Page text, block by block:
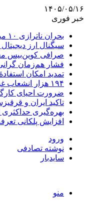
۱۴۰۵/۰۵/۱۶
خبر فوری
بحران ناترازی ۱۰ میلیون لیتری بنزین؛ ضرورت مدیریت تقاضا و اصلاح ساختار
سیگنال ارز
صرافی کوین‌بیس معاملات ۶ رمزارز
فشار هم‌زمان گرانی
تمدید امکان
۱۹۴ هزار انشعاب غیر مجاز از شبکه برق جمع‌آوری شد
ضرورت احیای
تاکید ایران و
بهره‌گیری
افزایش پلکانی
ورود
نوشته تصادفی
سایدبار
منو